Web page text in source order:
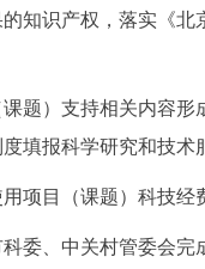
的知识产权，落实《
）支持相关内容形
填报科学研究和技术
目（课题）科技经
、中关村管委会完